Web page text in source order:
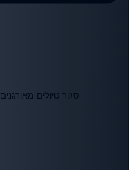
סגור טיולים מאורגנים